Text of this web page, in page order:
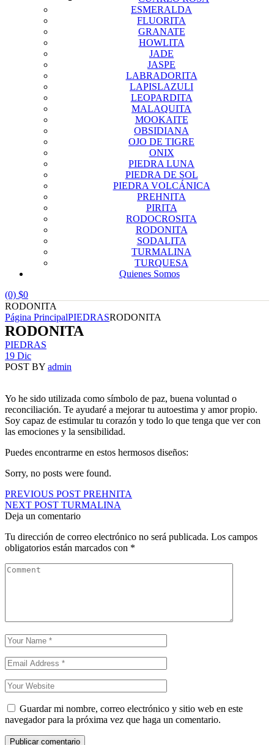
ESMERALDA
FLUORITA
GRANATE
HOWLITA
JADE
JASPE
LABRADORITA
LAPISLAZULI
LEOPARDITA
MALAQUITA
MOOKAITE
OBSIDIANA
OJO DE TIGRE
ONIX
PIEDRA LUNA
PIEDRA DE SOL
PIEDRA VOLCÁNICA
PREHNITA
PIRITA
RODOCROSITA
RODONITA
SODALITA
TURMALINA
TURQUESA
Quienes Somos
(0) $0
RODONITA
Página PrincipalPIEDRASRODONITA
RODONITA
Categories
PIEDRAS
19 Dic
POST BY admin
Yo he sido utilizada como símbolo de paz, buena voluntad o
reconciliación. Te ayudaré a mejorar tu autoestima y amor propio.
Soy capaz de estimular tu corazón y todo lo que tenga que ver con
las emociones y la sensibilidad.
Puedes encontrarme en estos hermosos diseños:
Sorry, no posts were found.
Navegación
de
entradas
PREVIOUS POST PREHNITA
NEXT POST TURMALINA
Deja un comentario
Tu dirección de correo electrónico no será publicada. Los campos
obligatorios están marcados con *
Guardar mi nombre, correo electrónico y sitio web en este
navegador para la próxima vez que haga un comentario.
Publicar comentario